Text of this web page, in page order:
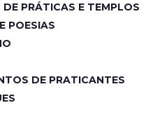
DE PRÁTICAS E TEMPLOS
POESIAS
DE PRATICANTES